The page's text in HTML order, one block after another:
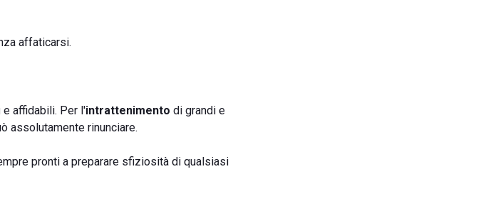
affaticarsi.
affidabili. Per l'intrattenimento di grandi e
assolutamente rinunciare.
pronti a preparare sfiziosità di qualsiasi